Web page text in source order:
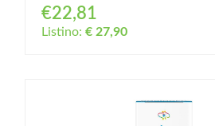
€22,81
Listino: € 27,90